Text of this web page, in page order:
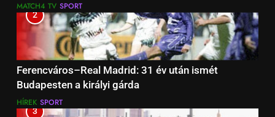
MATCH4 TV SPORT
2
Ferencváros–Real Madrid: 31 év után ismét
Budapesten a királyi gárda
HÍREK SPORT
3